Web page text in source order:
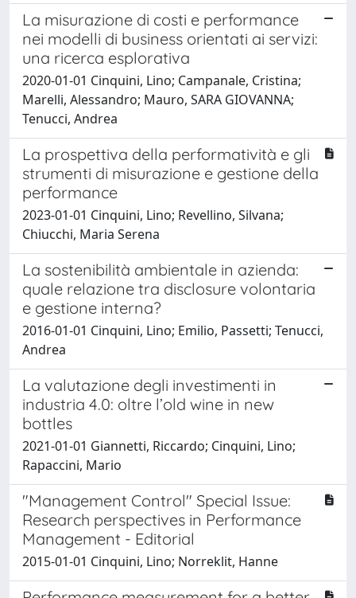
La misurazione di costi e performance
nei modelli di business orientati ai servizi:
una ricerca esplorativa
2020-01-01 Cinquini, Lino; Campanale, Cristina;
Marelli, Alessandro; Mauro, SARA GIOVANNA;
Tenucci, Andrea
La prospettiva della performatività e gli
strumenti di misurazione e gestione della
performance
2023-01-01 Cinquini, Lino; Revellino, Silvana;
Chiucchi, Maria Serena
La sostenibilità ambientale in azienda:
quale relazione tra disclosure volontaria
e gestione interna?
2016-01-01 Cinquini, Lino; Emilio, Passetti; Tenucci,
Andrea
La valutazione degli investimenti in
industria 4.0: oltre l’old wine in new
bottles
2021-01-01 Giannetti, Riccardo; Cinquini, Lino;
Rapaccini, Mario
"Management Control" Special Issue:
Research perspectives in Performance
Management - Editorial
2015-01-01 Cinquini, Lino; Norreklit, Hanne